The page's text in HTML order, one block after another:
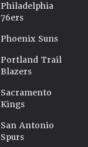
Philadelphia
76ers
Phoenix Suns
Portland Trail
Blazers
Sacramento
Kings
San Antonio
Spurs